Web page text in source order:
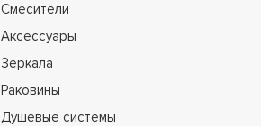
Смесители
Аксессуары
Зеркала
Раковины
Душевые системы